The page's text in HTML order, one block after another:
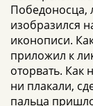
Победоносца,
изобразился
иконописи.
приложил к
оторвать. Как
ни плакали,
пальца